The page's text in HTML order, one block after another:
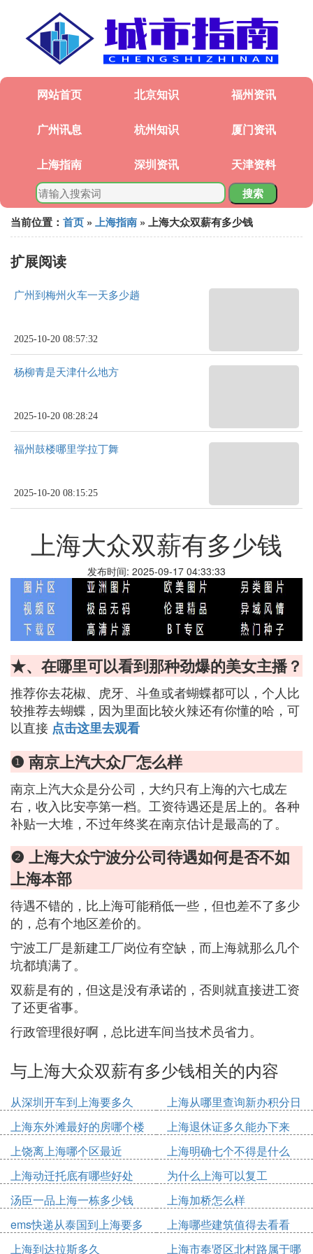
网站首页 北京知识 福州资讯
广州讯息 杭州知识 厦门资讯
上海指南 深圳资讯 天津资料
搜索
当前位置： 首页 » 上海指南 » 上海大众双薪有多少钱
扩展阅读
广州到梅州火车一天多少趟
2025-10-20 08:57:32
杨柳青是天津什么地方
2025-10-20 08:28:24
福州鼓楼哪里学拉丁舞
2025-10-20 08:15:25
上海大众双薪有多少钱
发布时间: 2025-09-17 04:33:33
★、在哪里可以看到那种劲爆的美女主播？
推荐你去花椒、虎牙、斗鱼或者蝴蝶都可以，个人比
较推荐去蝴蝶，因为里面比较火辣还有你懂的哈，可
以直接 点击这里去观看
❶ 南京上汽大众厂怎么样
南京上汽大众是分公司，大约只有上海的六七成左
右，收入比安亭第一档。工资待遇还是居上的。各种
补贴一大堆，不过年终奖在南京估计是最高的了。
❷ 上海大众宁波分公司待遇如何是否不如
上海本部
待遇不错的，比上海可能稍低一些，但也差不了多少
的，总有个地区差价的。
宁波工厂是新建工厂岗位有空缺，而上海就那么几个
坑都填满了。
双薪是有的，但这是没有承诺的，否则就直接进工资
了还更省事。
行政管理很好啊，总比进车间当技术员省力。
与上海大众双薪有多少钱相关的内容
从深圳开车到上海要多久
上海从哪里查询新办积分日
期
上海东外滩最好的房哪个楼
上海退休证多久能办下来
上饶离上海哪个区最近
上海明确七个不得是什么
上海动迁托底有哪些好处
为什么上海可以复工
汤臣一品上海一栋多少钱
上海加桥怎么样
ems快递从泰国到上海要多
久
上海哪些建筑值得去看看
上海到达拉斯多久
上海市奉贤区北村路属于哪